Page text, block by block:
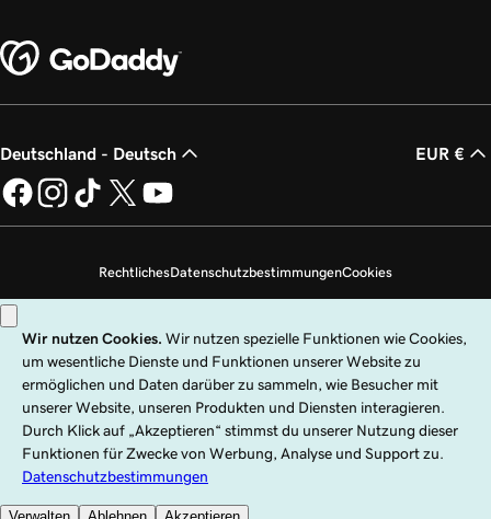
Deutschland - Deutsch EUR €
RechtlichesDatenschutzbestimmungenCookies
Copyright © 1999 – 2026 GoDaddy Operating Company, LLC. Alle Rechte
vorbehalten. Die Wortmarke GoDaddy ist eine eingetragene Marke von
„GO“-Logo ist eine eingetragene Marke von GoDaddy.com, LLC in den USA.
Die Nutzung dieser Website unterliegt ausdrücklichen Nutzungsbedingungen.
Die Nutzung dieser Website bedeutet die Zustimmung zu den
Nutzungsbedingungen